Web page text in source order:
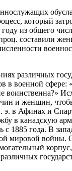
который
из общего
составили
различных
в военной
воинственна?»
и женщин,
э. в Афинах и
в канадскую
1885 года. В
мировой